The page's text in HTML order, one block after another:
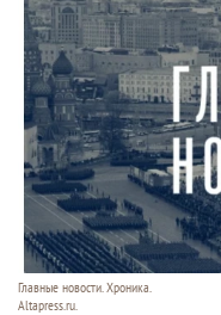
Главные новости. Хроника.
Altapress.ru.